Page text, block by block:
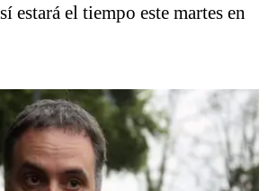
estará el tiempo este martes en